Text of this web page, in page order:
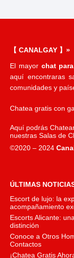
【 CANALGAY 】»
El mayor chat
aquí encontraras
comunidades y
Chatea gratis con
Aquí podrás
nuestras Salas de
©2020 – 2024
ÚLTIMAS
Escort de lujo: la
acompañamiento
Escorts Alicante:
distinción
Conoce a Otros
Contactos
¡Chatea Gratis